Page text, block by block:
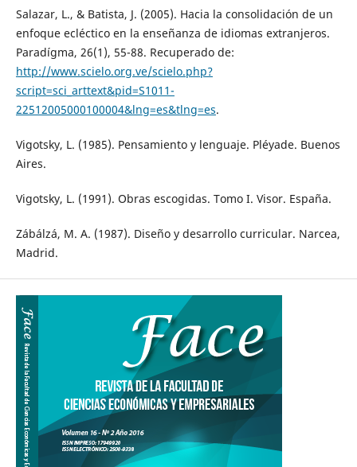
Salazar, L., & Batista, J. (2005). Hacia la consolidación de un
enfoque ecléctico en la enseñanza de idiomas extranjeros.
Paradígma, 26(1), 55-88. Recuperado de:
http://www.scielo.org.ve/scielo.php?
script=sci_arttext&pid=S1011-
22512005000100004&lng=es&tlng=es.
Vigotsky, L. (1985). Pensamiento y lenguaje. Pléyade. Buenos
Aires.
Vigotsky, L. (1991). Obras escogidas. Tomo I. Visor. España.
Zábálzá, M. A. (1987). Diseño y desarrollo curricular. Narcea,
Madrid.